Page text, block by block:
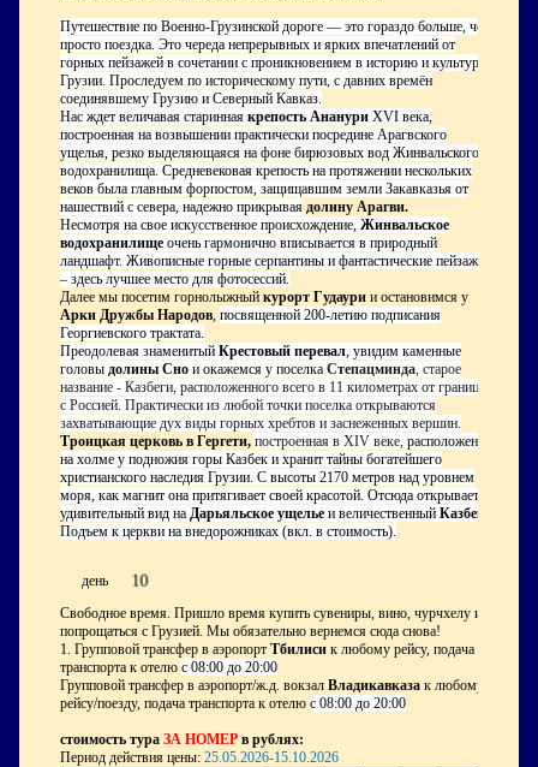
Путешествие по Военно-Грузинской дороге — это гораздо больше, чем
просто поездка. Это череда непрерывных и ярких впечатлений от
горных пейзажей в сочетании с проникновением в историю и культуру
Грузии. Проследуем по историческому пути, с давних времён
соединявшему Грузию и Северный Кавказ.
Нас ждет величавая старинная крепость Ананури XVI века,
построенная на возвышении практически посредине Арагвского
ущелья, резко выделяющаяся на фоне бирюзовых вод Жинвальского
водохранилища. Средневековая крепость на протяжении нескольких
веков была главным форпостом, защищавшим земли Закавказья от
нашествий с севера, надежно прикрывая долину Арагви.
Несмотря на свое искусственное происхождение, Жинвальское
водохранилище очень гармонично вписывается в природный
ландшафт. Живописные горные серпантины и фантастические пейзажи
– здесь лучшее место для фотосессий.
Далее мы посетим горнолыжный курорт Гудаури и остановимся у
Арки Дружбы Народов посвященной 200-летию подписания
Георгиевского трактата.
Преодолевая знаменитый Крестовый перевал , увидим каменные
головы долины Сно и окажемся у поселка Степацминда , старое
название - Казбеги, расположенного всего в 11 километрах от границы
с Россией. Практически из любой точки поселка открываются
захватывающие дух виды горных хребтов и заснеженных вершин.
Троицкая церковь в Гергети, построенная в XIV веке, расположена
на холме у подножия горы Казбек и хранит тайны богатейшего
христианского наследия Грузии. С высоты 2170 метров над уровнем
моря, как магнит она притягивает своей красотой. Отсюда открывается
удивительный вид на Дарьяльское ущелье и величественный Казбек
Подъем к церкви на внедорожниках (вкл. в стоимость).
день 10
Свободное время. Пришло время купить сувениры, вино, чурчхелу и
попрощаться с Грузией. Мы обязательно вернемся сюда снова!
1. Групповой трансфер в аэропорт Тбилиси к любому рейсу, подача
транспорта к отелю с 08:00 до 20:00
Групповой трансфер в аэропорт/ж.д. вокзал Владикавказа к любому
рейсу/поезду, подача транспорта к отелю с 08:00 до 20:00
стоимость тура ЗА НОМЕР в рублях:
Период действия цены: 25.05.2026-15.10.2026